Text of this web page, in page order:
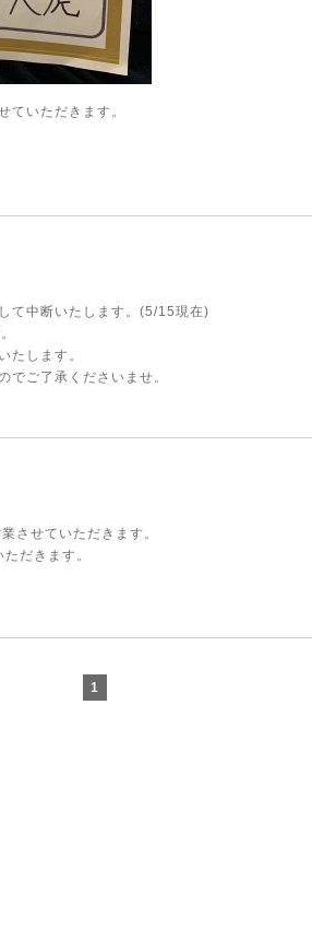
ていただきます。
て中断いたします。(5/15現在)
たします。
でご了承くださいませ。
させていただきます。
だきます。
1